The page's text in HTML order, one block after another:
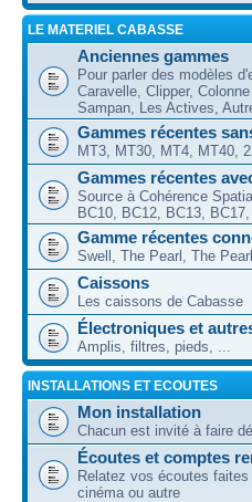
LE MATERIEL CABASSE
Anciennes gammes
Pour parler des modèles
Caravelle, Clipper,
Sampan, Les Actives,
Gammes récentes
MT3, MT30, MT4, MT40,
Gammes récentes
Source à Cohérence
BC10, BC12, BC13,
Gamme récentes
Swell, The Pearl, The
Caissons
Les caissons de Cabasse
Électroniques et
Amplis, filtres, pieds, ...
INSTALLATIONS ET ECOUTES
Mon installation
Chacun est invité à faire
Écoutes et comptes
Relatez vos écoutes
cinéma ou autre